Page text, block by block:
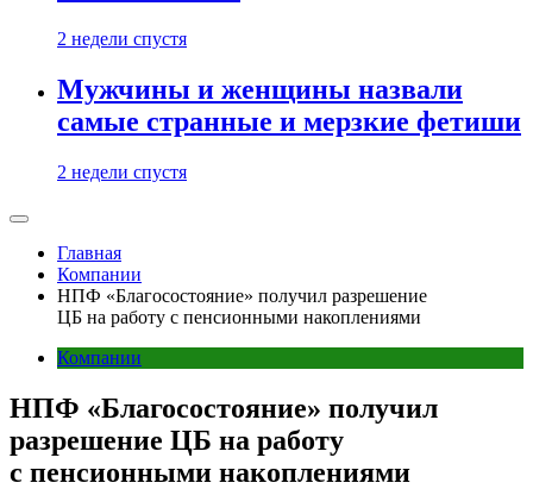
2 недели спустя
Мужчины и женщины назвали
самые странные и мерзкие фетиши
2 недели спустя
Главная
Компании
НПФ «Благосостояние» получил разрешение
ЦБ на работу с пенсионными накоплениями
Компании
НПФ «Благосостояние» получил
разрешение ЦБ на работу
с пенсионными накоплениями